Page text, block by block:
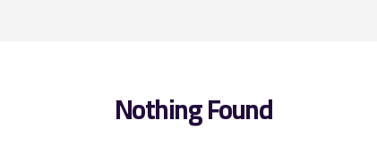
Nothing Found